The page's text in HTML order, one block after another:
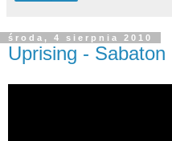
środa, 4 sierpnia 2010
Uprising - Sabaton